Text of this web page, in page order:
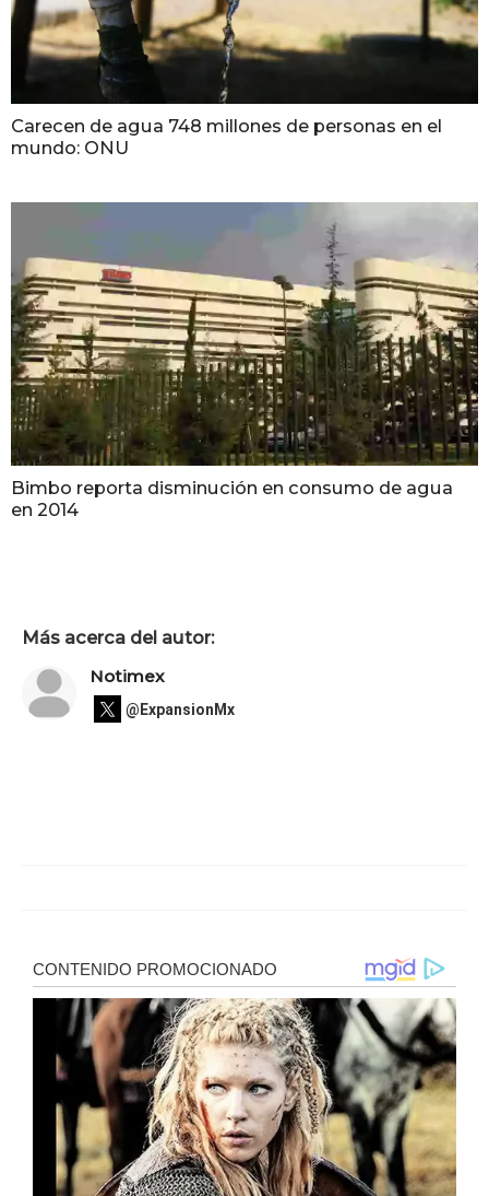
Carecen de agua 748 millones de personas en el
mundo: ONU
Bimbo reporta disminución en consumo de agua
en 2014
Más acerca del autor:
Notimex
@ExpansionMx